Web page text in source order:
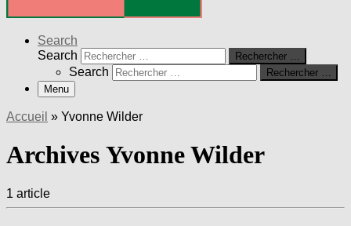
Search
Search
Rechercher …
Search
Rechercher …
Menu
Accueil » Yvonne Wilder
Archives Yvonne Wilder
1 article